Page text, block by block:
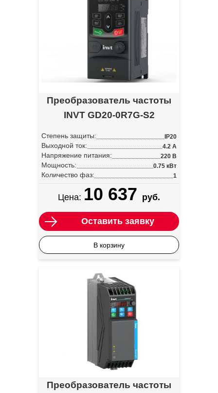
Преобразователь частоты
INVT GD20-0R7G-S2
Степень защиты: IP20
Выходной ток: 4.2 А
Напряжение питания: 220 В
Мощность: 0.75 кВт
Количество фаз: 1
Цена: 10 637 руб.
Оставить заявку
В корзину
Преобразователь частоты